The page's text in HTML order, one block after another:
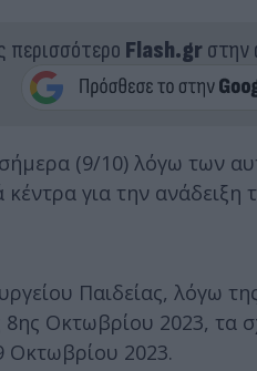
περισσότερο Flash.grστην
(9/10) λόγω των
για την
Παιδείας, λόγω
Οκτωβρίου 2023, τα
Οκτωβρίου 2023.